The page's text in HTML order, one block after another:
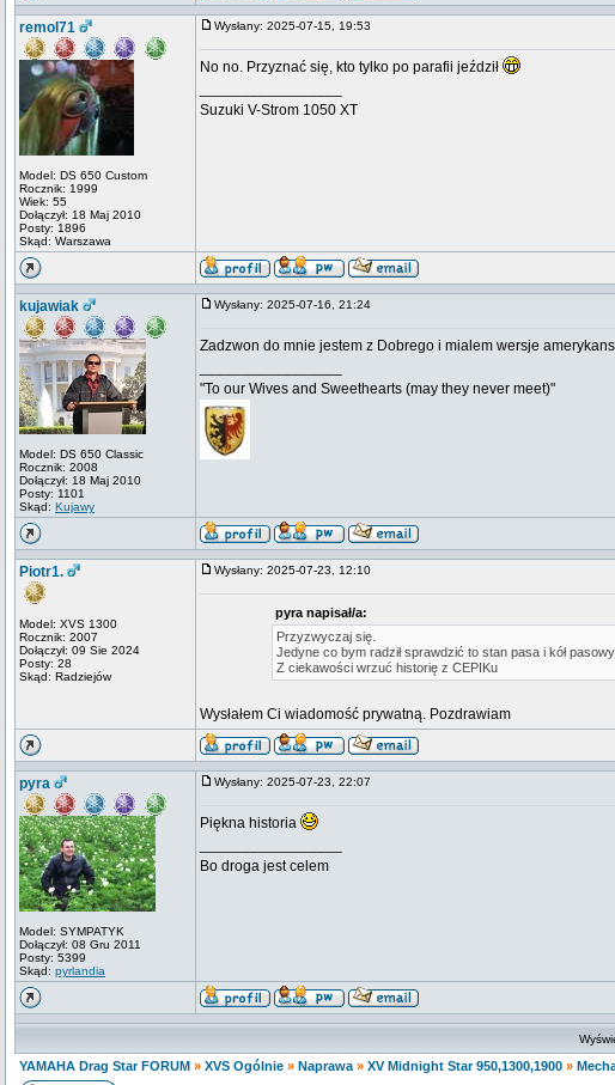
remol71
Model: DS 650 Custom
Rocznik: 1999
Wiek: 55
Dołączył: 18 Maj 2010
Posty: 1896
Skąd: Warszawa
Wysłany: 2025-07-15, 19:53
No no. Przyznać się, kto tylko po parafii jeździł
Suzuki V-Strom 1050 XT
kujawiak
Model: DS 650 Classic
Rocznik: 2008
Dołączył: 18 Maj 2010
Posty: 1101
Skąd: Kujawy
Wysłany: 2025-07-16, 21:24
Zadzwon do mnie jestem z Dobrego i mialem wersje
"To our Wives and Sweethearts (may they never meet)"
Piotr1.
Model: XVS 1300
Rocznik: 2007
Dołączył: 09 Sie 2024
Posty: 28
Skąd: Radziejów
Wysłany: 2025-07-23, 12:10
pyra napisał/a:
Przyzwyczaj się.
Jedyne co bym radził sprawdzić to stan pasa i kół
Z ciekawości wrzuć historię z CEPIKu
Wysłałem Ci wiadomość prywatną. Pozdrawiam
pyra
Model: SYMPATYK
Dołączył: 08 Gru 2011
Posty: 5399
Skąd: pyrlandia
Wysłany: 2025-07-23, 22:07
Piękna historia
Bo droga jest celem
YAMAHA Drag Star FORUM » XVS Ogólnie » Naprawa » XV Midnight Star 950,1300,1900 »